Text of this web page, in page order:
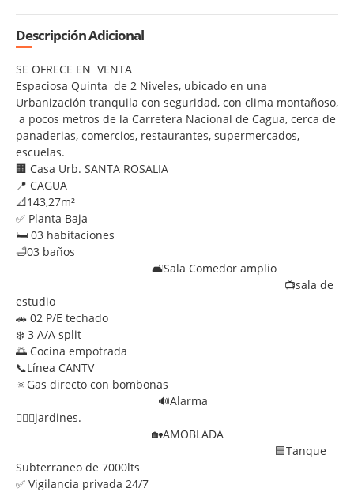
Descripción Adicional
SE OFRECE EN VENTA
Espaciosa Quinta de 2 Niveles, ubicado en una
Urbanización tranquila con seguridad, con clima montañoso,
a pocos metros de la Carretera Nacional de Cagua, cerca de
panaderias, comercios, restaurantes, supermercados,
escuelas.
🏢 Casa Urb. SANTA ROSALIA
📍 CAGUA
📐143,27m²
✅ Planta Baja
🛏 03 habitaciones
🛁03 baños
🛋️Sala Comedor amplio
📺sala de
estudio
🚗 02 P/E techado
❄️ 3 A/A split
🌅 Cocina empotrada
📞Línea CANTV
🔅Gas directo con bombonas
🔊Alarma
🏊🏻‍♀️jardines.
🏡AMOBLADA
🟦Tanque
Subterraneo de 7000lts
✅ Vigilancia privada 24/7